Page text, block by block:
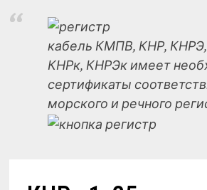
кабель КМПВ, КНР,
КНРк, КНРЭк имеет
сертификаты
морского и речного